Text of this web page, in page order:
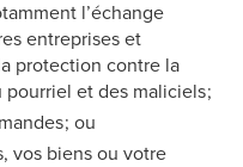
l’échange
entreprises et
protection contre la
et des maliciels ;
; ou
vos biens ou votre